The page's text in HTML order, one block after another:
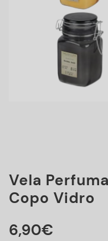
Vela
Copo Vidro
6,90€